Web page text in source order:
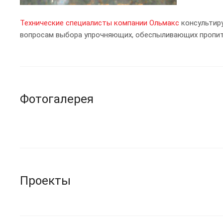
Технические специалисты компании Ольмакс
вопросам выбора упрочняющих, обеспыливающих
Фотогалерея
Проекты